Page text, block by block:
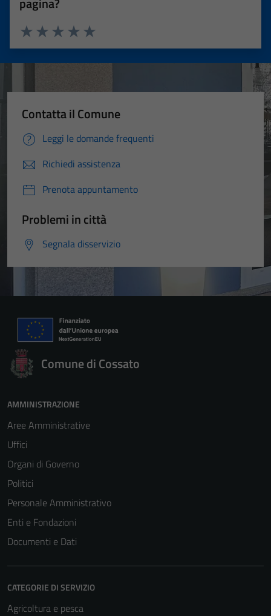
Valuta 5 stelle su 5
Valuta 4 stelle su 5
Valuta 3 stelle su 5
Valuta 2 stelle su 5
Valuta 1 stelle su 5
Contatta il Comune
Leggi le domande frequenti
Richiedi assistenza
Prenota appuntamento
Problemi in città
Segnala disservizio
Comune di Cossato
AMMINISTRAZIONE
Aree Amministrative
Uffici
Organi di Governo
Politici
Personale Amministrativo
Enti e Fondazioni
Documenti e Dati
CATEGORIE DI SERVIZIO
Agricoltura e pesca